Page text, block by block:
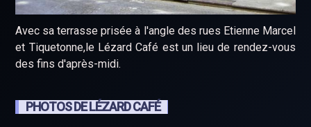
Avec sa terrasse prisée à l'angle des rues Etienne Marcel
et Tiquetonne,le Lézard Café est un lieu de rendez-vous
des fins d'après-midi.
PHOTOS DE LÉZARD CAFÉ